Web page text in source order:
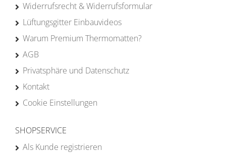
Widerrufsrecht & Widerrufsformular
Lüftungsgitter Einbauvideos
Warum Premium Thermomatten?
AGB
Privatsphäre und Datenschutz
Kontakt
Cookie Einstellungen
SHOPSERVICE
Als Kunde registrieren